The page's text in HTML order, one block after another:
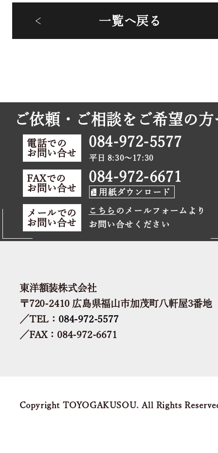
一覧へ戻る
ご依頼・ご相談をご希望の方
電話での
お問い合せ
084-972-5577
平日 8:30～17:30
FAXでの
お問い合せ
084-972-6671
用紙ダウンロード
メールでの
お問い合せ
こちら のメールフォームより
お問い合せください
東洋額装株式会社
〒720-2410 広島県福山市加茂町八軒屋3番地
／TEL： 084-972-5577
／FAX：084-972-6671
Copyright TOYOGAKUSOU. All Rights